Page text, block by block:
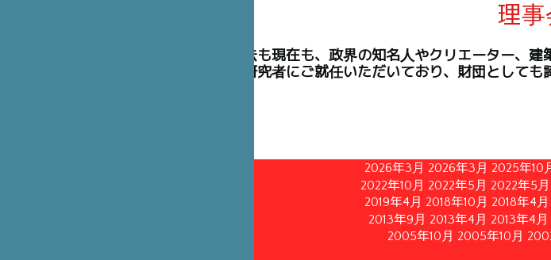
理事
理事には、過去も現在も、政界の知名人やクリエーター、
た高官や学術研究者にご就任いただいており、財団としても
2026年3月 2026年3月 2025年10
2022年10月 2022年5月 2022年5月
2019年4月 2018年10月 2018年4月
2013年9月 2013年4月 2013年4月
2005年10月 2005年10月